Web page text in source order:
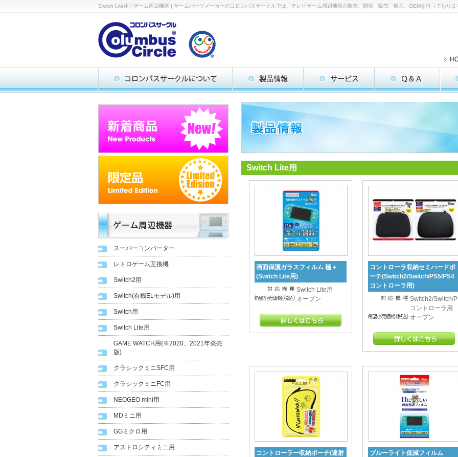
Switch Lite用 | ゲーム周辺機器 | ゲームパーツメーカーのコロンバスサークルでは、テレビゲーム周辺機器の製造、開発、販売、輸入、OEMを行っておりま
スーパーコンバーター
レトロゲーム互換機
Switch2用
Switch(有機ELモデル)用
Switch用
Switch Lite用
GAME WATCH用(※2020、2021年発売
版)
クラシックミニSFC用
クラシックミニFC用
NEOGEO mini用
MDミニ用
GGミクロ用
アストロシティミニ用
Switch Lite用
画面保護ガラスフィルム 極＋
(Switch Lite用)
Switch Lite用
オープン
コントローラ収納セミハードポ
ーチ(Switch2/Switch/PS5/PS4
コントローラ用)
Switch2/Switch/
コントローラ用
オープン
コントローラー収納ポーチ(連射
ブルーライト低減フィルム